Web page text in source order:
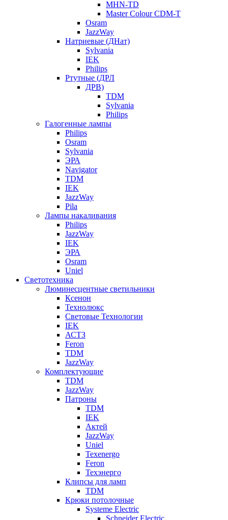
MHN-TD
Master Colour CDM-T
Osram
JazzWay
Натриевые (ДНат)
Sylvania
IEK
Philips
Ртутные (ДРЛ
ДРВ)
TDM
Sylvania
Philips
Галогенные лампы
Philips
Osram
Sylvania
ЭРА
Navigator
TDM
IEK
JazzWay
Pila
Лампы накаливания
Philips
JazzWay
IEK
ЭРА
Osram
Uniel
Светотехника
Люминесцентные светильники
Ксенон
Технолюкс
Световые Технологии
IEK
АСТЗ
Feron
TDM
JazzWay
Комплектующие
TDM
JazzWay
Патроны
TDM
IEK
Актей
JazzWay
Uniel
Texenergo
Feron
Техэнерго
Клипсы для ламп
TDM
Крюки потолочные
Systeme Electric
Schneider Electric